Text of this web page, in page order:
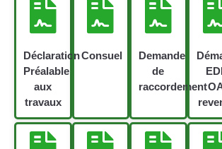
Déclaration
Préalable
aux
travaux
Consuel
Demande
de
raccordement